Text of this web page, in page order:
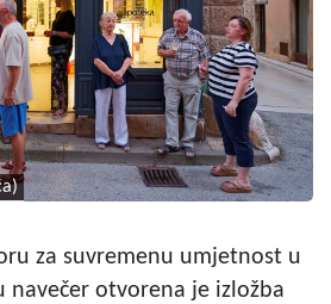
za suvremenu umjetnost u
navečer otvorena je izložba